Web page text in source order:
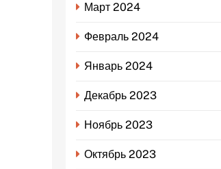
Март 2024
Февраль 2024
Январь 2024
Декабрь 2023
Ноябрь 2023
Октябрь 2023